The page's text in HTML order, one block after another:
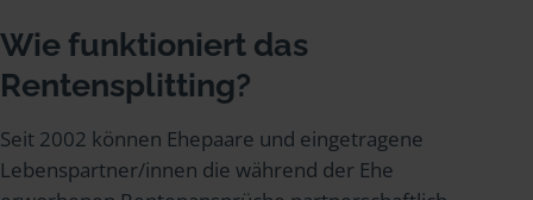
Wie funktioniert das
Rentensplitting?
Seit 2002 können Ehepaare und eingetragene
Lebenspartner/innen die während der Ehe